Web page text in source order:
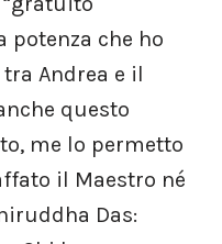
potenza che ho
Andrea e il
questo
me lo permetto
il Maestro né
Das: